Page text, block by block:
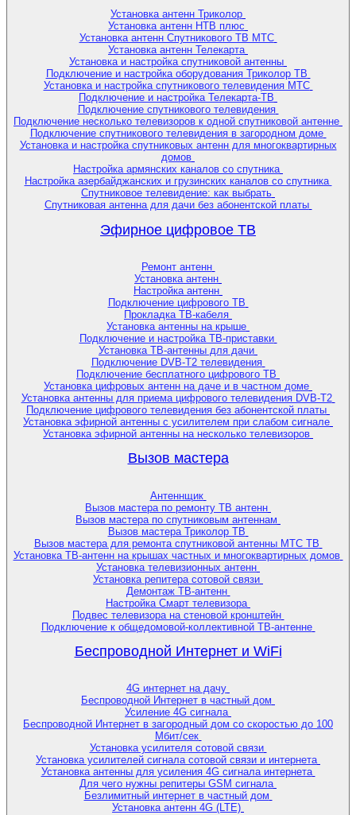
Установка антенн Триколор
Установка антенн НТВ плюс
Установка антенн Спутникового ТВ МТС
Установка антенн Телекарта
Установка и настройка спутниковой антенны
Подключение и настройка оборудования Триколор ТВ
Установка и настройка спутникового телевидения МТС
Подключение и настройка Телекарта-ТВ
Подключение спутникового телевидения
Подключение несколько телевизоров к одной спутниковой антенне
Подключение спутникового телевидения в загородном доме
Установка и настройка спутниковых антенн для многоквартирных
домов
Настройка армянских каналов со спутника
Настройка азербайджанских и грузинских каналов со спутника
Спутниковое телевидение: как выбрать
Спутниковая антенна для дачи без абонентской платы
Эфирное цифровое ТВ
Ремонт антенн
Установка антенн
Настройка антенн
Подключение цифрового ТВ
Прокладка ТВ-кабеля
Установка антенны на крыше
Подключение и настройка ТВ-приставки
Установка ТВ-антенны для дачи
Подключение DVB-T2 телевидения
Подключение бесплатного цифрового ТВ
Установка цифровых антенн на даче и в частном доме
Установка антенны для приема цифрового телевидения DVB-T2
Подключение цифрового телевидения без абонентской платы
Установка эфирной антенны с усилителем при слабом сигнале
Установка эфирной антенны на несколько телевизоров
Вызов мастера
Антеннщик
Вызов мастера по ремонту ТВ антенн
Вызов мастера по спутниковым антеннам
Вызов мастера Триколор ТВ
Вызов мастера для ремонта спутниковой антенны МТС ТВ
Установка ТВ-антенн на крышах частных и многоквартирных домов
Установка телевизионных антенн
Установка репитера сотовой связи
Демонтаж ТВ-антенн
Настройка Смарт телевизора
Подвес телевизора на стеновой кронштейн
Подключение к общедомовой-коллективной ТВ-антенне
Беспроводной Интернет и WiFi
4G интернет на дачу
Беспроводной Интернет в частный дом
Усиление 4G сигнала
Беспроводной Интернет в загородный дом со скоростью до 100
Мбит/сек
Установка усилителя сотовой связи
Установка усилителей сигнала сотовой связи и интернета
Установка антенны для усиления 4G сигнала интернета
Для чего нужны репитеры GSM сигнала
Безлимитный интернет в частный дом
Установка антенн 4G (LTE)